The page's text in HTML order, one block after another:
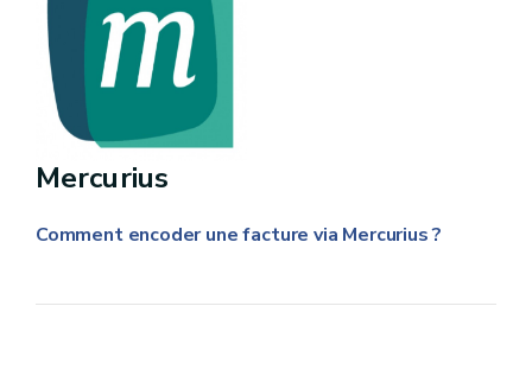
Mercurius
Comment encoder une facture via Mercurius ?